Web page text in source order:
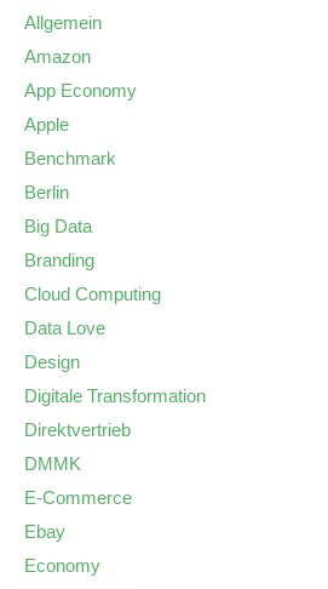
Allgemein
Amazon
App Economy
Apple
Benchmark
Berlin
Big Data
Branding
Cloud Computing
Data Love
Design
Digitale Transformation
Direktvertrieb
DMMK
E-Commerce
Ebay
Economy